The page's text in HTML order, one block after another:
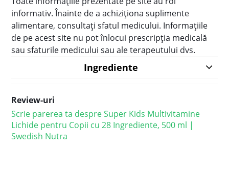
informativ. Înainte de a achiziţiona suplimente
alimentare, consultaţi sfatul medicului. Informațiile
de pe acest site nu pot înlocui prescripţia medicală
sau sfaturile medicului sau ale terapeutului dvs.
Ingrediente
Review-uri
Scrie parerea ta despre Super Kids Multivitamine
Lichide pentru Copii cu 28 Ingrediente, 500 ml |
Swedish Nutra